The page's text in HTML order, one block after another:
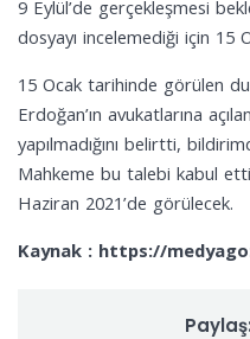
9 Eylül’de gerçekleşmesi
dosyayı incelemediği için 15
15 Ocak tarihinde görülen
Erdoğan’ın avukatlarına
yapılmadığını belirtti,
Mahkeme bu talebi kabul
Haziran 2021’de görülecek.
Kaynak : https://
Paylaş: